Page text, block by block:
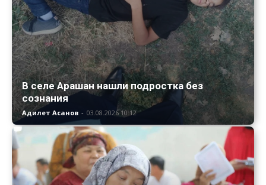
В селе Арашан нашли подростка без
сознания
Адилет Асанов - 03.08.2026 10:12